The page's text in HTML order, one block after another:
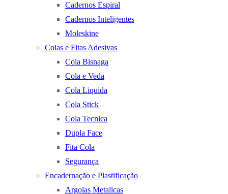
Cadernos Espiral
Cadernos Inteligentes
Moleskine
Colas e Fitas Adesivas
Cola Bisnaga
Cola e Veda
Cola Liquida
Cola Stick
Cola Tecnica
Dupla Face
Fita Cola
Segurança
Encadernação e Plastificação
Argolas Metalicas